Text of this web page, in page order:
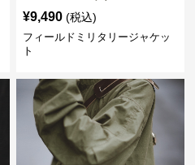
¥9,490 (税込)
フィールドミリタリージャケッ
ト